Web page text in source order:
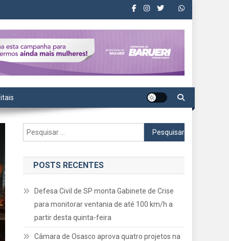
Pesquisar
por:
POSTS RECENTES
Defesa Civil de SP monta Gabinete de Crise
para monitorar ventania de até 100 km/h a
partir desta quinta-feira
Câmara de Osasco aprova quatro projetos na